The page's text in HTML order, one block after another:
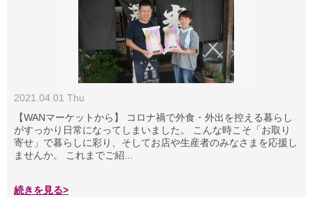
2021.04.01 Thu
【WANマーケットから】 コロナ禍で外食・外出を控える暮らし
がすっかり日常になってしまいました。 こんな時こそ「お取り
寄せ」で暮らしに彩り、そしてお店や生産者のみなさまを応援し
ませんか。 これまでご紹...
続きを見る>